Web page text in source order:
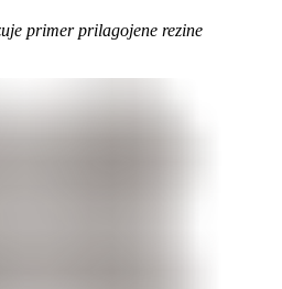
primer prilagojene rezine